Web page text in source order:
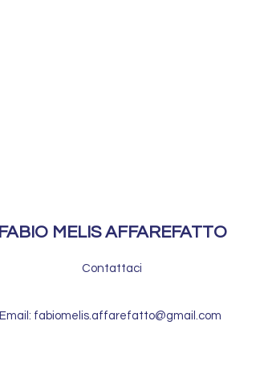
FABIO MELIS AFFAREFATTO
Contattaci
Email: fabiomelis.affarefatto@gmail.com